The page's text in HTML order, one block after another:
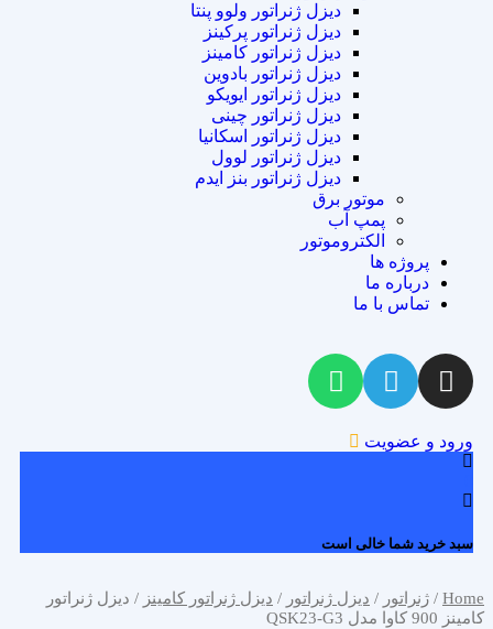
دیزل ژنراتور ولوو پنتا
دیزل ژنراتور پرکینز
دیزل ژنراتور کامینز
دیزل ژنراتور بادوین
دیزل ژنراتور ایویکو
دیزل ژنراتور چینی
دیزل ژنراتور اسکانیا
دیزل ژنراتور لوول
دیزل ژنراتور بنز ایدم
موتور برق
پمپ آب
الکتروموتور
پروژه ها
درباره ما
تماس با ما
ورود و عضویت
سبد خرید شما خالی است
Home
/ ژنراتور / دیزل ژنراتور / دیزل ژنراتور کامینز / دیزل ژنراتور
کامینز 900 کاوا مدل QSK23-G3